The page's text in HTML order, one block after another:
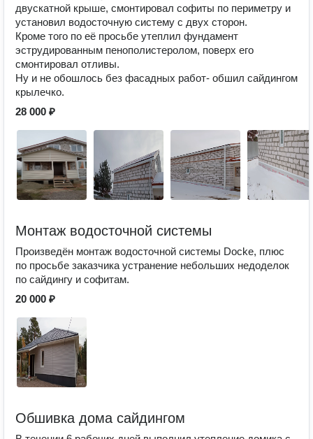
двускатной крыше, смонтировал софиты по периметру и
установил водосточную систему с двух сторон.
Кроме того по её просьбе утеплил фундамент
эструдированным пенополистеролом, поверх его
смонтировал отливы.
Ну и не обошлось без фасадных работ- обшил сайдингом
крылечко.
28 000 ₽
Монтаж водосточной системы
Произведён монтаж водосточной системы Docke, плюс
по просьбе заказчика устранение небольших недоделок
по сайдингу и софитам.
20 000 ₽
Обшивка дома сайдингом